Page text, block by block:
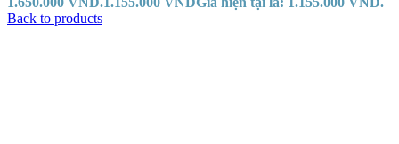
Back to products